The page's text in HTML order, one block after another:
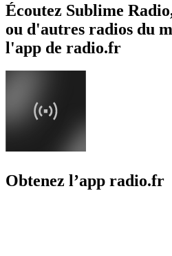
Écoutez Sublime
ou d'autres radios du
l'app de radio.fr
Obtenez l’app